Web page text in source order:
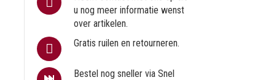
u nog meer informatie wenst
over artikelen.
Gratis ruilen en retourneren.
Bestel nog sneller via Snel